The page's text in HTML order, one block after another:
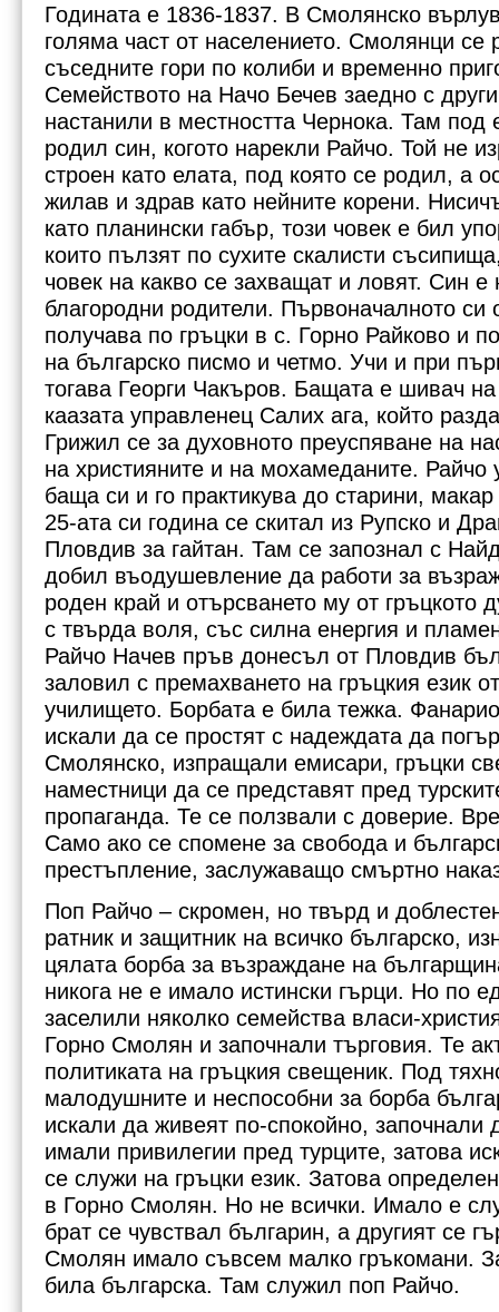
Годината е 1836-1837. В Смолянско
голяма част от населението. Смолянци се
съседните гори по колиби и временно
Семейството на Начо Бечев заедно с
настанили в местността Чернока. Там под
родил син, когото нарекли Райчо. Той не
строен като елата, под която се родил, а
жилав и здрав като нейните корени.
като планински габър, този човек е бил
които пълзят по сухите скалисти
човек на какво се захващат и ловят. Син е
благородни родители. Първоначалното си
получава по гръцки в с. Горно Райково и
на българско писмо и четмо. Учи и при
тогава Георги Чакъров. Бащата е шивач
каазата управленец Салих ага, който
Грижил се за духовното преуспяване на
на християните и на мохамеданите. Райчо
баща си и го практикува до старини,
25-ата си година се скитал из Рупско и
Пловдив за гайтан. Там се запознал с
добил въодушевление да работи за
роден край и отърсването му от гръцкото
с твърда воля, със силна енергия и
Райчо Начев пръв донесъл от Пловдив
заловил с премахването на гръцкия език
училището. Борбата е била тежка.
искали да се простят с надеждата да
Смолянско, изпращали емисари, гръцки
наместници да се представят пред
пропаганда. Те се ползвали с доверие.
Само ако се спомене за свобода и
престъпление, заслужаващо смъртно
Поп Райчо – скромен, но твърд и
ратник и защитник на всичко българско,
цялата борба за възраждане на
никога не е имало истински гърци. Но по
заселили няколко семейства власи-
Горно Смолян и започнали търговия. Те
политиката на гръцкия свещеник. Под
малодушните и неспособни за борба
искали да живеят по-спокойно, започнали
имали привилегии пред турците, затова
се служи на гръцки език. Затова
в Горно Смолян. Но не всички. Имало е
брат се чувствал българин, а другият се
Смолян имало съвсем малко гръкомани.
била българска. Там служил поп Райчо.